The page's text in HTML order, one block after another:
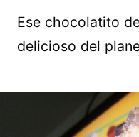
Ese chocolatito
delicioso del